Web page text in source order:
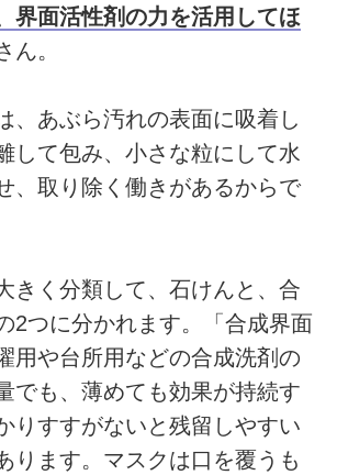
界面活性剤の力を活用してほ
ん。
、あぶら汚れの表面に吸着し
して包み、小さな粒にして水
、取り除く働きがあるからで
きく分類して、石けんと、合
2つに分かれます。「合成界面
用や台所用などの合成洗剤の
でも、薄めても効果が持続す
りすすがないと残留しやすい
ります。マスクは口を覆うも